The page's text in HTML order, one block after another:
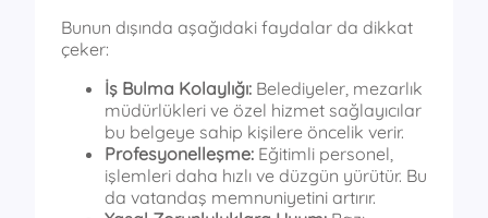
Bunun dışında aşağıdaki faydalar da dikkat
çeker:
İş Bulma Kolaylığı: Belediyeler, mezarlık
müdürlükleri ve özel hizmet sağlayıcılar
bu belgeye sahip kişilere öncelik verir.
Profesyonelleşme: Eğitimli personel,
işlemleri daha hızlı ve düzgün yürütür. Bu
da vatandaş memnuniyetini artırır.